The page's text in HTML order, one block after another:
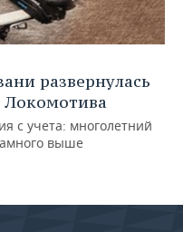
развернулась
Локомотива
с учета: многолетний
выше